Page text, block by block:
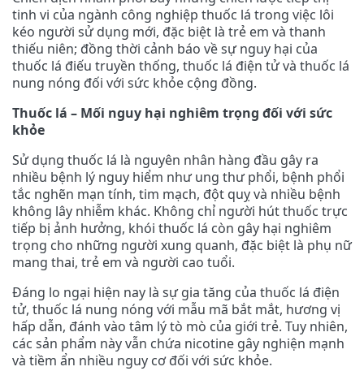
tinh vi của ngành công nghiệp thuốc lá trong việc lôi
kéo người sử dụng mới, đặc biệt là trẻ em và thanh
thiếu niên; đồng thời cảnh báo về sự nguy hại của
thuốc lá điếu truyền thống, thuốc lá điện tử và thuốc lá
nung nóng đối với sức khỏe cộng đồng.
Thuốc lá – Mối nguy hại nghiêm trọng đối với sức
khỏe
Sử dụng thuốc lá là nguyên nhân hàng đầu gây ra
nhiều bệnh lý nguy hiểm như ung thư phổi, bệnh phổi
tắc nghẽn mạn tính, tim mạch, đột quỵ và nhiều bệnh
không lây nhiễm khác. Không chỉ người hút thuốc trực
tiếp bị ảnh hưởng, khói thuốc lá còn gây hại nghiêm
trọng cho những người xung quanh, đặc biệt là phụ nữ
mang thai, trẻ em và người cao tuổi.
Đáng lo ngại hiện nay là sự gia tăng của thuốc lá điện
tử, thuốc lá nung nóng với mẫu mã bắt mắt, hương vị
hấp dẫn, đánh vào tâm lý tò mò của giới trẻ. Tuy nhiên,
các sản phẩm này vẫn chứa nicotine gây nghiện mạnh
và tiềm ẩn nhiều nguy cơ đối với sức khỏe.